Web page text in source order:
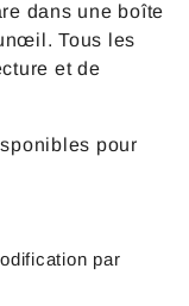
dans une boîte
Tous les
et de
pour
par